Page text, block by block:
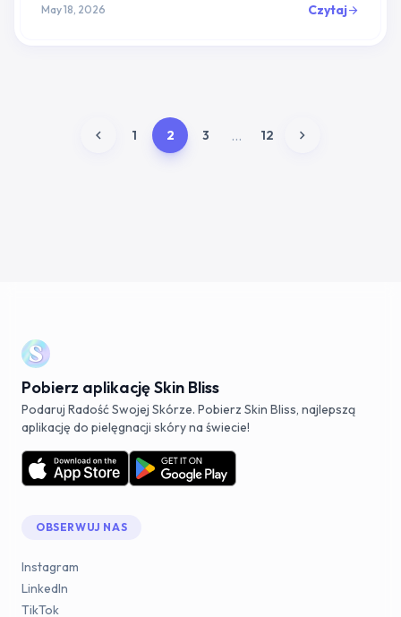
niż sam składnik.
May 18, 2026 Czytajarrow_forward
chevron_left 1 2 3 ... 12 chevron_right
Pobierz aplikację Skin Bliss
Podaruj Radość Swojej Skórze. Pobierz Skin Bliss, najlepszą
aplikację do pielęgnacji skóry na świecie!
OBSERWUJ NAS
Instagram
LinkedIn
TikTok